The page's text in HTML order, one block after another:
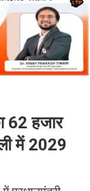
62 हजार
में 2029